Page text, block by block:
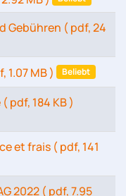
Gebühren ( pdf, 24
1.07 MB ) Beliebt
( pdf, 184 KB )
et frais ( pdf, 141
2022 ( pdf, 7.95